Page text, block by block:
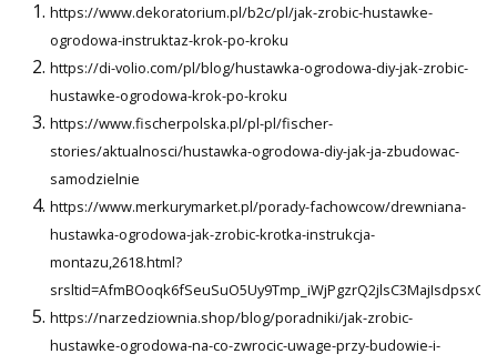
https://www.dekoratorium.pl/b2c/pl/jak-zrobic-hustawke-
ogrodowa-instruktaz-krok-po-kroku
https://di-volio.com/pl/blog/hustawka-ogrodowa-diy-jak-zrobic-
hustawke-ogrodowa-krok-po-kroku
https://www.fischerpolska.pl/pl-pl/fischer-
stories/aktualnosci/hustawka-ogrodowa-diy-jak-ja-zbudowac-
samodzielnie
https://www.merkurymarket.pl/porady-fachowcow/drewniana-
hustawka-ogrodowa-jak-zrobic-krotka-instrukcja-
montazu,2618.html?
https://narzedziownia.shop/blog/poradniki/jak-zrobic-
hustawke-ogrodowa-na-co-zwrocic-uwage-przy-budowie-i-